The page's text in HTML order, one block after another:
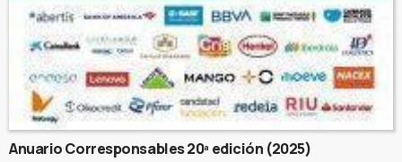
Anuario Corresponsables 20ª edición (2025)